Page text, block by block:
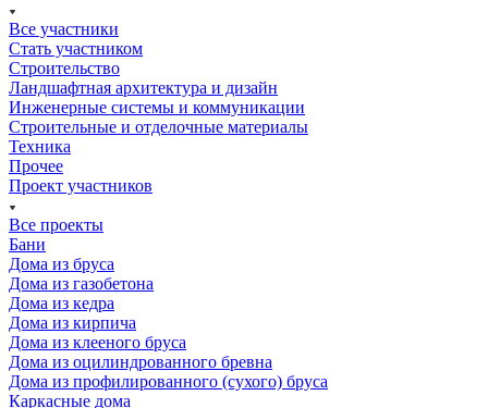
Все участники
Стать участником
Строительство
Ландшафтная архитектура и дизайн
Инженерные системы и коммуникации
Строительные и отделочные материалы
Техника
Прочее
Проект участников
Все проекты
Бани
Дома из бруса
Дома из газобетона
Дома из кедра
Дома из кирпича
Дома из клееного бруса
Дома из оцилиндрованного бревна
Дома из профилированного (сухого) бруса
Каркасные дома